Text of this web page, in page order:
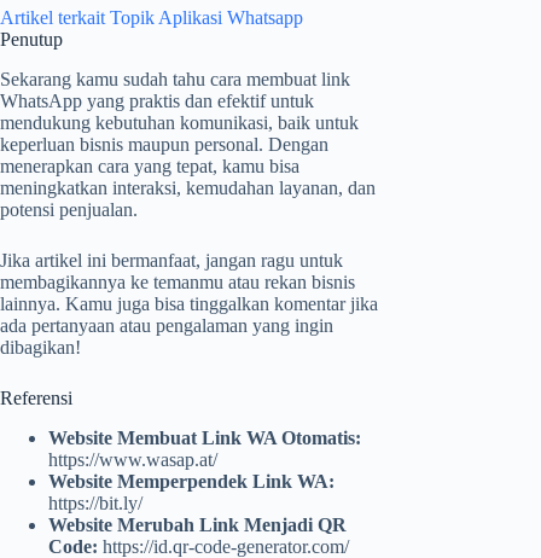
Artikel terkait Topik Aplikasi Whatsapp
Penutup
Sekarang kamu sudah tahu cara membuat link
WhatsApp yang praktis dan efektif untuk
mendukung kebutuhan komunikasi, baik untuk
keperluan bisnis maupun personal. Dengan
menerapkan cara yang tepat, kamu bisa
meningkatkan interaksi, kemudahan layanan, dan
potensi penjualan.
Jika artikel ini bermanfaat, jangan ragu untuk
membagikannya ke temanmu atau rekan bisnis
lainnya. Kamu juga bisa tinggalkan komentar jika
ada pertanyaan atau pengalaman yang ingin
dibagikan!
Referensi
Website Membuat Link WA Otomatis:
https://www.wasap.at/
Website Memperpendek Link WA:
https://bit.ly/
Website Merubah Link Menjadi QR
Code: https://id.qr-code-generator.com/